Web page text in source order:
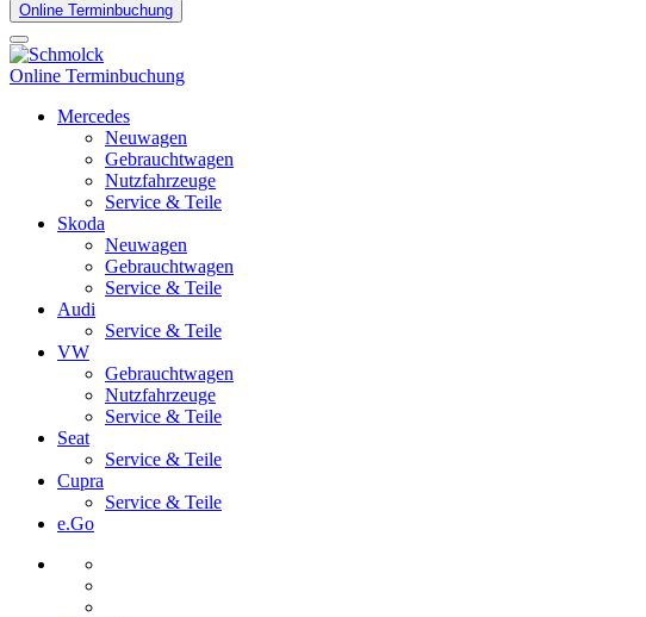
Online Terminbuchung
Online Terminbuchung
Mercedes
Neuwagen
Gebrauchtwagen
Nutzfahrzeuge
Service & Teile
Skoda
Neuwagen
Gebrauchtwagen
Service & Teile
Audi
Service & Teile
VW
Gebrauchtwagen
Nutzfahrzeuge
Service & Teile
Seat
Service & Teile
Cupra
Service & Teile
e.Go